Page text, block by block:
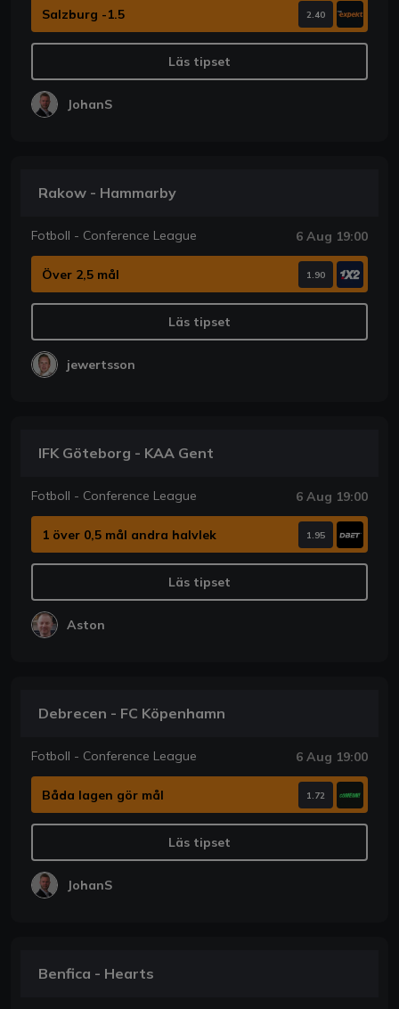
Salzburg -1.5 2.40
Läs tipset
JohanS
Rakow - Hammarby
Fotboll - Conference League 6 Aug 19:00
Över 2,5 mål 1.90
Läs tipset
jewertsson
IFK Göteborg - KAA Gent
Fotboll - Conference League 6 Aug 19:00
1 över 0,5 mål andra halvlek 1.95
Läs tipset
Aston
Debrecen - FC Köpenhamn
Fotboll - Conference League 6 Aug 19:00
Båda lagen gör mål 1.72
Läs tipset
JohanS
Benfica - Hearts